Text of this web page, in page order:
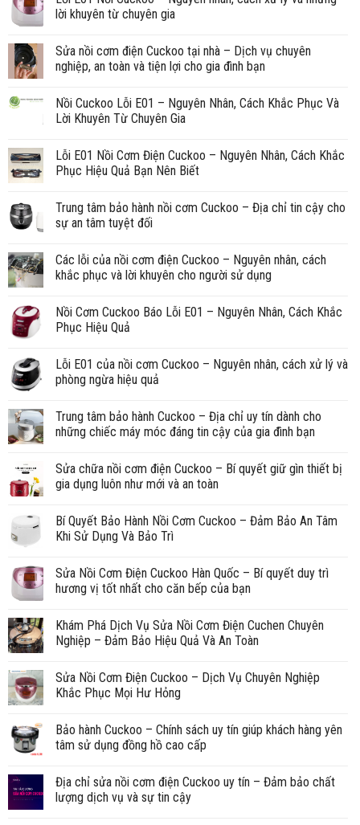
lời khuyên từ chuyên gia
Sửa nồi cơm điện Cuckoo tại nhà – Dịch vụ chuyên
nghiệp, an toàn và tiện lợi cho gia đình bạn
Nồi Cuckoo Lỗi E01 – Nguyên Nhân, Cách Khắc Phục Và
Lời Khuyên Từ Chuyên Gia
Lỗi E01 Nồi Cơm Điện Cuckoo – Nguyên Nhân, Cách Khắc
Phục Hiệu Quả Bạn Nên Biết
Trung tâm bảo hành nồi cơm Cuckoo – Địa chỉ tin cậy cho
sự an tâm tuyệt đối
Các lỗi của nồi cơm điện Cuckoo – Nguyên nhân, cách
khắc phục và lời khuyên cho người sử dụng
Nồi Cơm Cuckoo Báo Lỗi E01 – Nguyên Nhân, Cách Khắc
Phục Hiệu Quả
Lỗi E01 của nồi cơm Cuckoo – Nguyên nhân, cách xử lý và
phòng ngừa hiệu quả
Trung tâm bảo hành Cuckoo – Địa chỉ uy tín dành cho
những chiếc máy móc đáng tin cậy của gia đình bạn
Sửa chữa nồi cơm điện Cuckoo – Bí quyết giữ gìn thiết bị
gia dụng luôn như mới và an toàn
Bí Quyết Bảo Hành Nồi Cơm Cuckoo – Đảm Bảo An Tâm
Khi Sử Dụng Và Bảo Trì
Sửa Nồi Cơm Điện Cuckoo Hàn Quốc – Bí quyết duy trì
hương vị tốt nhất cho căn bếp của bạn
Khám Phá Dịch Vụ Sửa Nồi Cơm Điện Cuchen Chuyên
Nghiệp – Đảm Bảo Hiệu Quả Và An Toàn
Sửa Nồi Cơm Điện Cuckoo – Dịch Vụ Chuyên Nghiệp
Khắc Phục Mọi Hư Hỏng
Bảo hành Cuckoo – Chính sách uy tín giúp khách hàng yên
tâm sử dụng đồng hồ cao cấp
Địa chỉ sửa nồi cơm điện Cuckoo uy tín – Đảm bảo chất
lượng dịch vụ và sự tin cậy